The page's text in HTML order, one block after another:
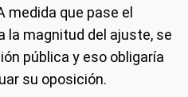
que pase el
la magnitud del ajuste, se
pública y eso obligaría
su oposición.